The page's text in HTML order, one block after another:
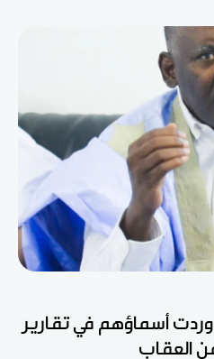
أسماؤهم في تقارير
العقاب